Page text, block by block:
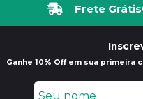
Frete Grátis
Ganhe 10% Off em sua primeira